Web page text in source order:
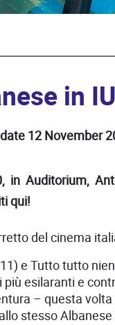
in
12 November
in Auditorium,
qui!
del cinema
e Tutto tutto
esilaranti e
– questa
stesso